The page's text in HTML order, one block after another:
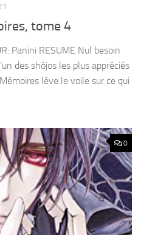
tome 4
Panini RESUME Nul besoin
des shôjos les plus appréciés
lève le voile sur ce qui
0